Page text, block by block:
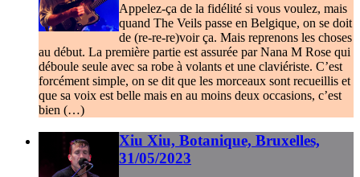
Appelez-ça de la fidélité si vous voulez, mais
quand The Veils passe en Belgique, on se doit
de (re-re-re)voir ça. Mais reprenons les choses
au début. La première partie est assurée par Nana M Rose qui
déboule seule avec sa robe à volants et une claviériste. C’est
forcément simple, on se dit que les morceaux sont recueillis et
que sa voix est belle mais en au moins deux occasions, c’est
bien (…)
Xiu Xiu, Botanique, Bruxelles,
31/05/2023